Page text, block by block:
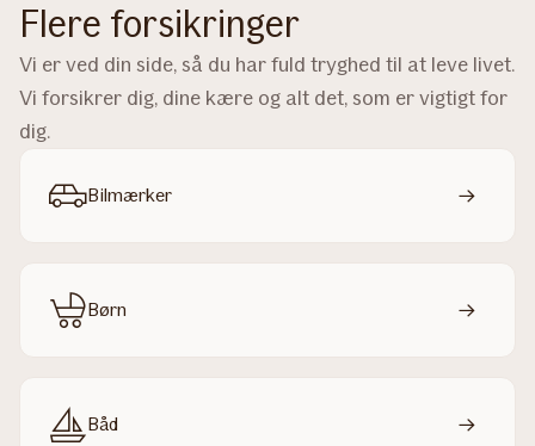
Flere forsikringer
Vi er ved din side, så du har fuld tryghed til at leve livet.
Vi forsikrer dig, dine kære og alt det, som er vigtigt for
dig.
Bilmærker
Børn
Båd